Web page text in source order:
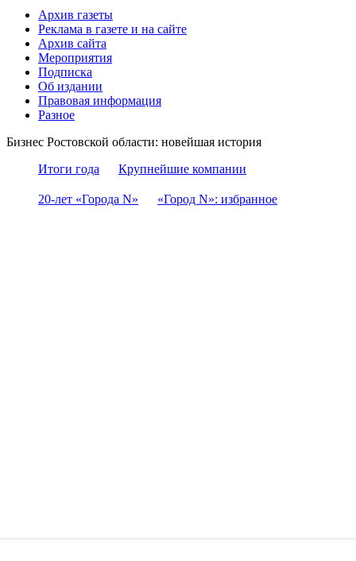
Архив газеты
Реклама в газете и на сайте
Архив сайта
Мероприятия
Подписка
Об издании
Правовая информация
Разное
Бизнес Ростовской области: новейшая история
Итоги года
Крупнейшие компании
20-лет «Города N» «Город N»: избранное